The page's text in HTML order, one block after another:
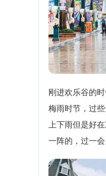
刚进欢乐谷的
梅雨时节，过
上下雨但是好
一阵的，过一会